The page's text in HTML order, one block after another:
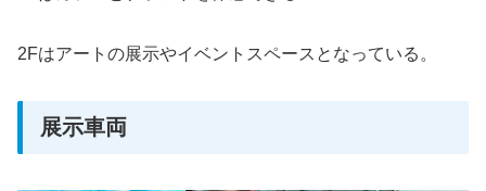
2Fはアートの展示やイベントスペースとなっている。
展示車両